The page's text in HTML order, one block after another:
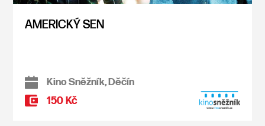
AMERICKÝ SEN
Kino Sněžník, Děčín
150 Kč